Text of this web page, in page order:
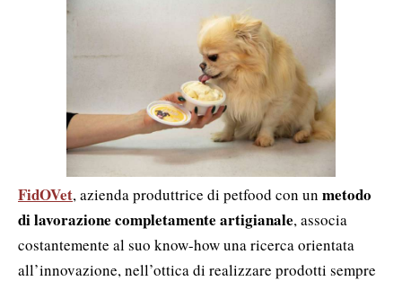
FidOVet, azienda produttrice di petfood con un metodo
di lavorazione completamente artigianale, associa
costantemente al suo know-how una ricerca orientata
all’innovazione, nell’ottica di realizzare prodotti sempre